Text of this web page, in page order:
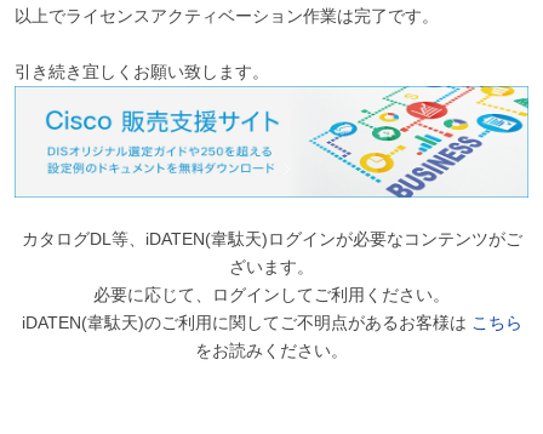
以上でライセンスアクティベーション作業は完了です。
引き続き宜しくお願い致します。
カタログDL等、iDATEN(韋駄天)ログインが必要なコンテンツがご
ざいます。
必要に応じて、ログインしてご利用ください。
iDATEN(韋駄天)のご利用に関してご不明点があるお客様は こちら
をお読みください。